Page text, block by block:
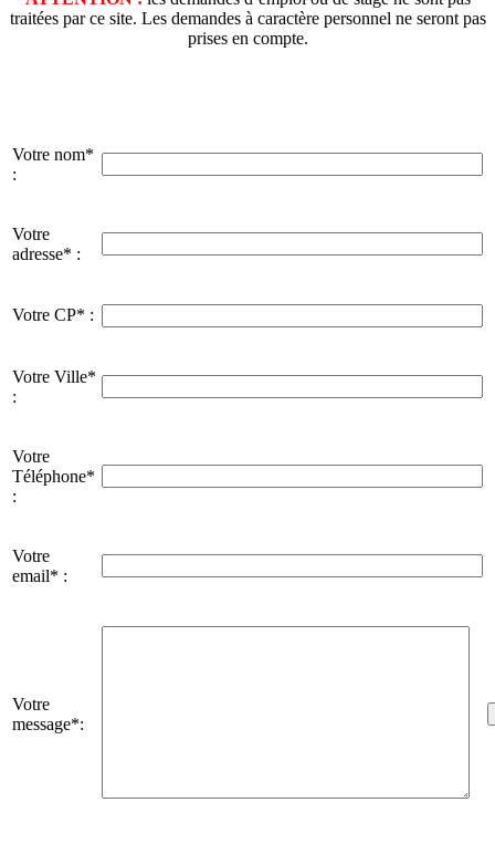
traitées par ce site. Les demandes à caractère personnel ne seront pas
prises en compte.
Votre nom*
:
Votre
adresse* :
Votre CP* :
Votre Ville*
:
Votre
Téléphone*
:
Votre
email* :
Votre
message*: